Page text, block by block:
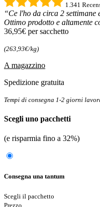
1.341
“Ce l'ho da circa 2 settimane
Ottimo prodotto e altamente
36,95€ per sacchetto
(263,93€/kg)
A magazzino
Spedizione gratuita
Tempi di consegna 1-2 giorni
Scegli uno pacchetti
(e risparmia fino a 32%)
Consegna una tantum
Scegli il pacchetto
Prezzo